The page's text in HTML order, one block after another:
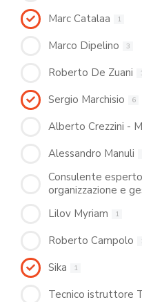
Marc Catalaa 1
Marco Dipelino 3
Roberto De Zuani
Sergio Marchisio 6
Alberto Crezzini -
Alessandro Manuli
Consulente
organizzazione e
Lilov Myriam 1
Roberto Campolo
Sika 1
Tecnico istruttore